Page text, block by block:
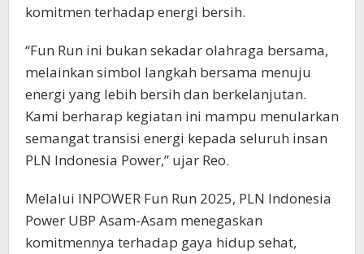
komitmen terhadap energi bersih.
“Fun Run ini bukan sekadar olahraga bersama,
melainkan simbol langkah bersama menuju
energi yang lebih bersih dan berkelanjutan.
Kami berharap kegiatan ini mampu menularkan
semangat transisi energi kepada seluruh insan
PLN Indonesia Power,” ujar Reo.
Melalui INPOWER Fun Run 2025, PLN Indonesia
Power UBP Asam-Asam menegaskan
komitmennya terhadap gaya hidup sehat,